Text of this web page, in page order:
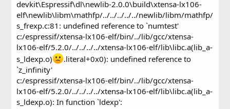
devkit\Espressif\dl\newlib-2.0.0\build\xtensa-lx106-
elf\newlib\libm\mathfp/../../../../../newlib/libm/mathfp/
s_frexp.c:81: undefined reference to `numtest'
c:/espressif/xtensa-lx106-elf/bin/../lib/gcc/xtensa-
lx106-elf/5.2.0/../../../../xtensa-lx106-elf/lib\libc.a(lib_a-
s_ldexp.o)
.literal+0x0): undefined reference to
`z_infinity'
c:/espressif/xtensa-lx106-elf/bin/../lib/gcc/xtensa-
lx106-elf/5.2.0/../../../../xtensa-lx106-elf/lib\libc.a(lib_a-
s_ldexp.o): In function `ldexp':